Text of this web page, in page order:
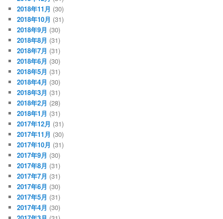
2018年11月 (30)
2018年10月 (31)
2018年9月 (30)
2018年8月 (31)
2018年7月 (31)
2018年6月 (30)
2018年5月 (31)
2018年4月 (30)
2018年3月 (31)
2018年2月 (28)
2018年1月 (31)
2017年12月 (31)
2017年11月 (30)
2017年10月 (31)
2017年9月 (30)
2017年8月 (31)
2017年7月 (31)
2017年6月 (30)
2017年5月 (31)
2017年4月 (30)